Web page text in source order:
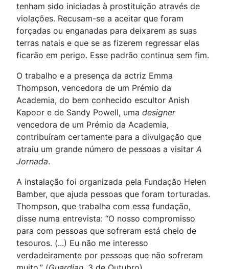
tenham sido iniciadas à prostituição através de
violações. Recusam-se a aceitar que foram
forçadas ou enganadas para deixarem as suas
terras natais e que se as fizerem regressar elas
ficarão em perigo. Esse padrão continua sem fim.
O trabalho e a presença da actriz Emma
Thompson, vencedora de um Prémio da
Academia, do bem conhecido escultor Anish
Kapoor e de Sandy Powell, uma designer
vencedora de um Prémio da Academia,
contribuíram certamente para a divulgação que
atraiu um grande número de pessoas a visitar A
Jornada.
A instalação foi organizada pela Fundação Helen
Bamber, que ajuda pessoas que foram torturadas.
Thompson, que trabalha com essa fundação,
disse numa entrevista: “O nosso compromisso
para com pessoas que sofreram está cheio de
tesouros. (...) Eu não me interesso
verdadeiramente por pessoas que não sofreram